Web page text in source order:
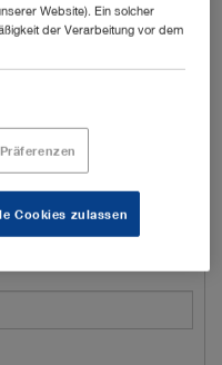
Website). Ein solcher
der Verarbeitung vor dem
Cookies zulassen